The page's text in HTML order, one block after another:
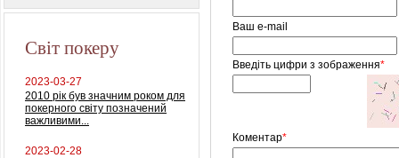
Світ покеру
2023-03-27
2010 рік був значним роком для
покерного світу позначений
важливими...
2023-02-28
Ваш e-mail
Введіть цифри з зображення*
Коментар*